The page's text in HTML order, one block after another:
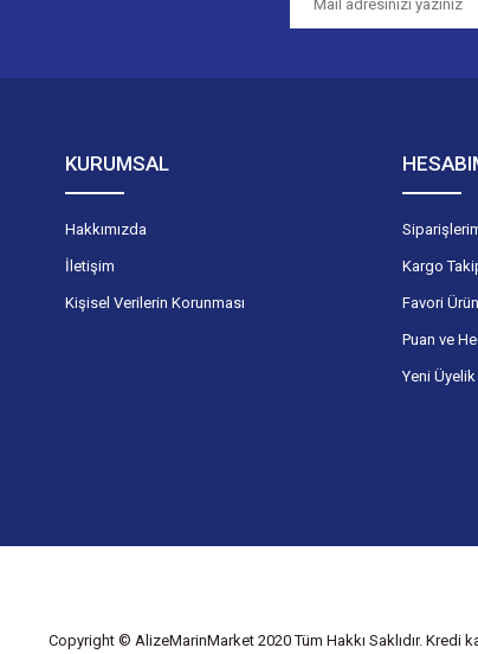
KURUMSAL
Hakkımızda
İletişim
Kişisel Verilerin Korunması
Kargo
Favori
Puan ve
Yeni Üyelik
Copyright © AlizeMarinMarket 2020 Tüm Hakkı Saklıdır. Kredi